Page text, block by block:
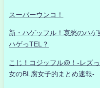
スーパーウンコ！
新・ハゲッフル！哀愁のハゲ
ハゲっTEL？
こじ！コジッフル@！-レズ
女のBL腐女子的まとめ速報-